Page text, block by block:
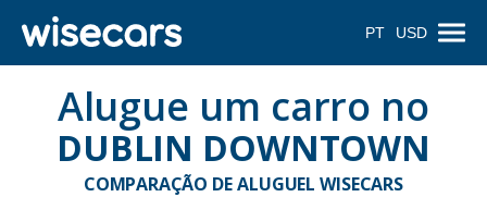
PT USD
Alugue um carro no
DUBLIN DOWNTOWN
COMPARAÇÃO DE ALUGUEL WISECARS